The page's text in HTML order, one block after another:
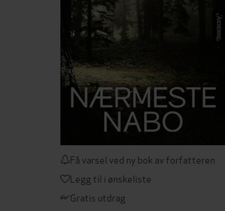
Få varsel ved ny bok av forfatteren
Legg til i ønskeliste
Gratis utdrag